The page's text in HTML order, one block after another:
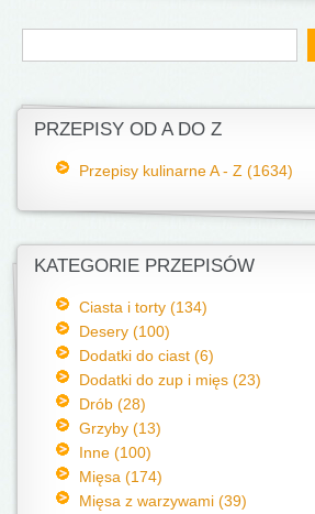
Formularz wyszukiwania
Szukaj
PRZEPISY OD A DO Z
Przepisy kulinarne A - Z (1634)
KATEGORIE PRZEPISÓW
Ciasta i torty (134)
Desery (100)
Dodatki do ciast (6)
Dodatki do zup i mięs (23)
Drób (28)
Grzyby (13)
Inne (100)
Mięsa (174)
Mięsa z warzywami (39)